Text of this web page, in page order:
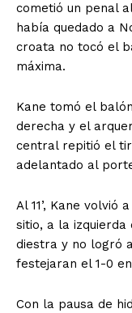
cometió un penal
había quedado a
croata no tocó el
máxima.
Kane tomó el
derecha y el
central repitió el
adelantado al
Al 11’, Kane volvió
sitio, a la izquierda
diestra y no logró
festejaran el 1-0
Con la pausa de